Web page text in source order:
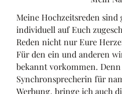
Meine Hochzeitsreden
individuell auf Euch
Reden nicht nur Eure
Für den ein und anderen
bekannt vorkommen.
Synchronsprecherin für
Werbung, bringe ich auch